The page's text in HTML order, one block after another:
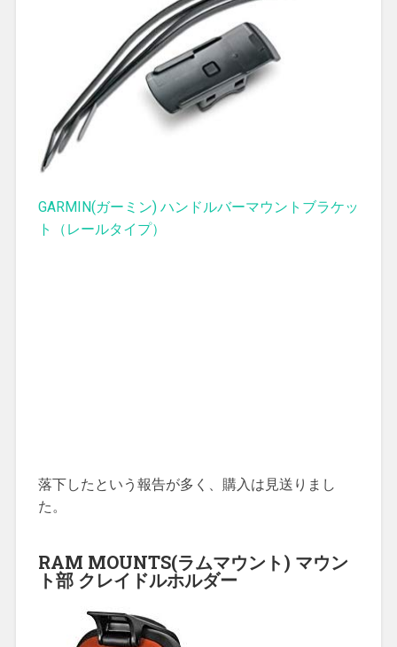
GARMIN(ガーミン) ハンドルバーマウントブラケッ
ト（レールタイプ）
落下したという報告が多く、購入は見送りまし
た。
RAM MOUNTS(ラムマウント) マウン
ト部 クレイドルホルダー